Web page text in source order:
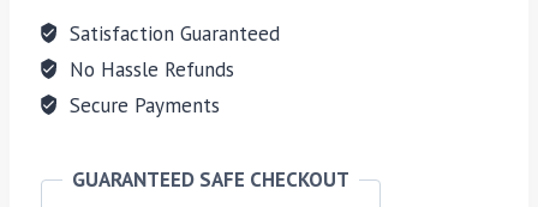
Satisfaction Guaranteed
No Hassle Refunds
Secure Payments
GUARANTEED SAFE CHECKOUT